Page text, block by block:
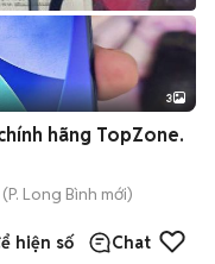
3
hãng TopZone.
(P. Long Bình mới)
hiện số Chat